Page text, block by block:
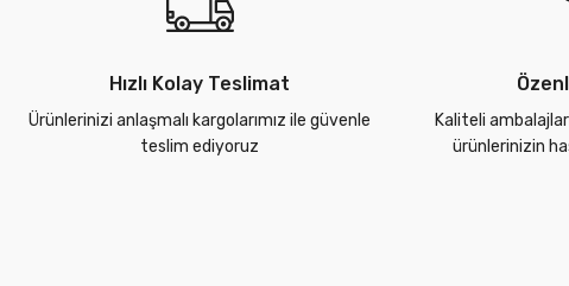
Hızlı Kolay Teslimat
Ürünlerinizi anlaşmalı kargolarımız ile güvenle
teslim ediyoruz
Kaliteli
ürünlerinizin